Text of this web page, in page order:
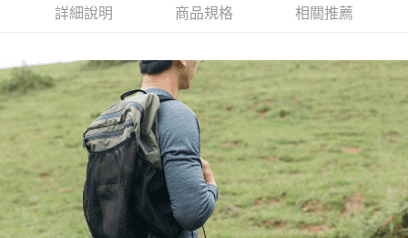
每筆NT$60，滿NT$490(含以上)免運費
每筆NT$60，滿NT$490(含以上)免運費
宅配
每筆NT$80，滿NT$490(含以上)免運費
離島宅配
每筆NT$80，滿NT$490(含以上)免運費
付款後門市自取
詳細說明 商品規格 相關推薦